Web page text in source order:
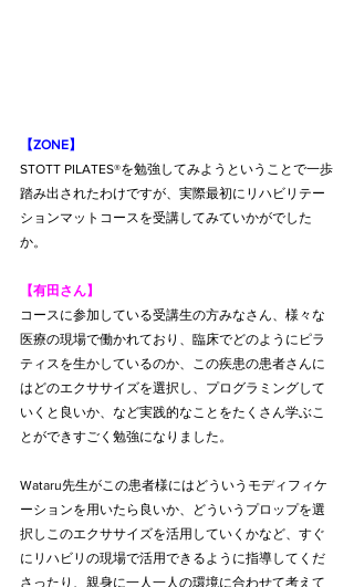
【ZONE】
STOTT PILATES®を勉強してみようということで一歩
踏み出されたわけですが、実際最初にリハビリテー
ションマットコースを受講してみていかがでした
か。
【有田さん】
コースに参加している受講生の方みなさん、様々な
医療の現場で働かれており、臨床でどのようにピラ
ティスを生かしているのか、この疾患の患者さんに
はどのエクササイズを選択し、プログラミングして
いくと良いか、など実践的なことをたくさん学ぶこ
とができすごく勉強になりました。
Wataru先生がこの患者様にはどういうモディフィケ
ーションを用いたら良いか、どういうプロップを選
択しこのエクササイズを活用していくかなど、すぐ
にリハビリの現場で活用できるように指導してくだ
さったり、親身に一人一人の環境に合わせて考えて